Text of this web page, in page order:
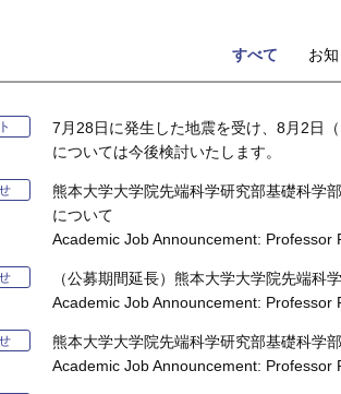
すべて お
7月28日に発生した地震を受け、8月2日
については今後検討いたします。
熊本⼤学⼤学院先端科学研究部基礎科学
について
Academic Job Announcement: Professor
（公募期間延長）熊本⼤学⼤学院先端科
Academic Job Announcement: Professor
熊本⼤学⼤学院先端科学研究部基礎科学
Academic Job Announcement: Professor